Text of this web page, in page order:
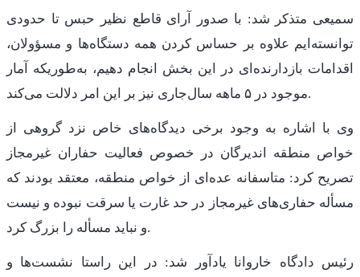
سمیعی متذکر شد: با صدور آرای قاطع نظیر حبس تا حدودی
توانسته‌ایم علاوه بر حساس کردن همه دستگاه‌ها و مسؤولان،
اقدامات بازدارنده‌ای در این بخش انجام دهیم، به‌طوریکه آمار
موجود در ۵ ماهه سال‌جاری نیز بر این امر دلالت می‌کند.
وی با اشاره به وجود برخی دیدگاه‌های خاص نزد گروهی از
خواص منطقه اندیرگان در خصوص فعالیت حفاران غیرمجاز
تصریح کرد: متاسفانه عده‌ای از خواص منطقه، معتقد بودند که
مسأله حفاری‌های غیرمجاز در حد غارت یا سرقت نبوده و نیست
و نباید مسأله را بزرگ کرد.
رئیس دادگاه خاروانا یادآور شد: در این راستا نشست‌ها و